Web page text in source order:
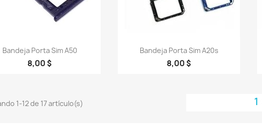
Vista rápida
Bandeja Porta Sim A50
8,00 $
Vista rápida
Bandeja Porta Sim A20s
8,00 $
1-12 de 17 artículo(s)